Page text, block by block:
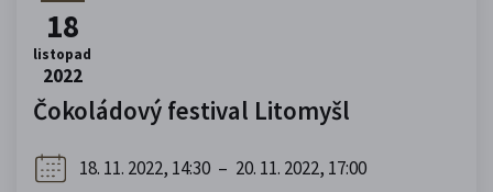
18
listopad
2022
Čokoládový festival Litomyšl
18. 11. 2022, 14:30 – 20. 11. 2022, 17:00